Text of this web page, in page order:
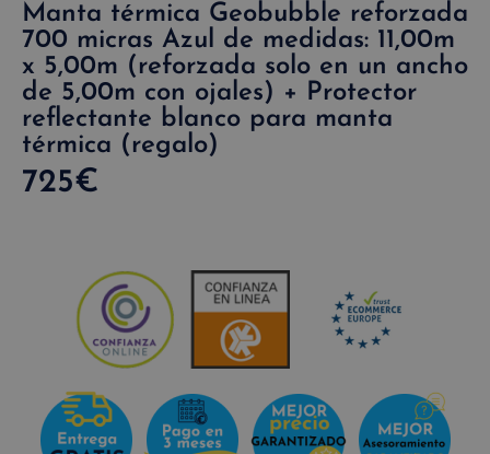
Manta térmica Geobubble reforzada
700 micras Azul de medidas: 11,00m
x 5,00m (reforzada solo en un ancho
de 5,00m con ojales) + Protector
reflectante blanco para manta
térmica (regalo)
725€